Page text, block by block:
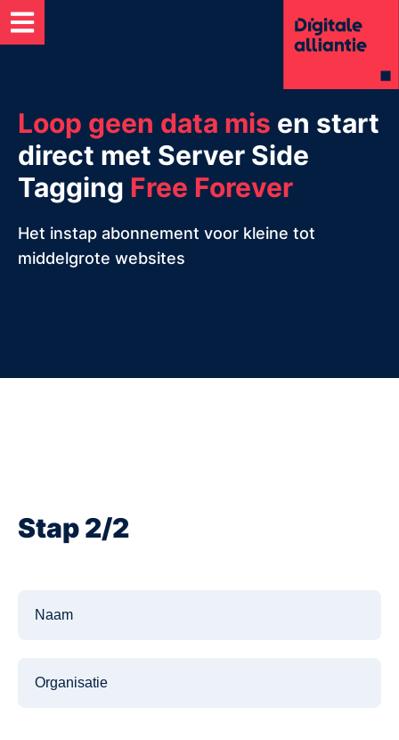
Loop geen data mis en start
direct met Server Side
Tagging Free Forever
Het instap abonnement voor kleine tot
middelgrote websites
Stap 2/2